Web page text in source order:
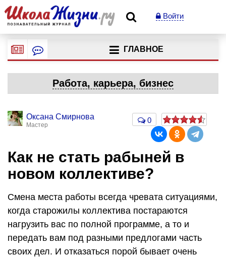
Войти
ГЛАВНОЕ
Работа, карьера, бизнес
Оксана Смирнова
Мастер
0
Как не стать рабыней в
новом коллективе?
Смена места работы всегда чревата ситуациями,
когда старожилы коллектива постараются
нагрузить вас по полной программе, а то и
передать вам под разными предлогами часть
своих дел. И отказаться порой бывает очень